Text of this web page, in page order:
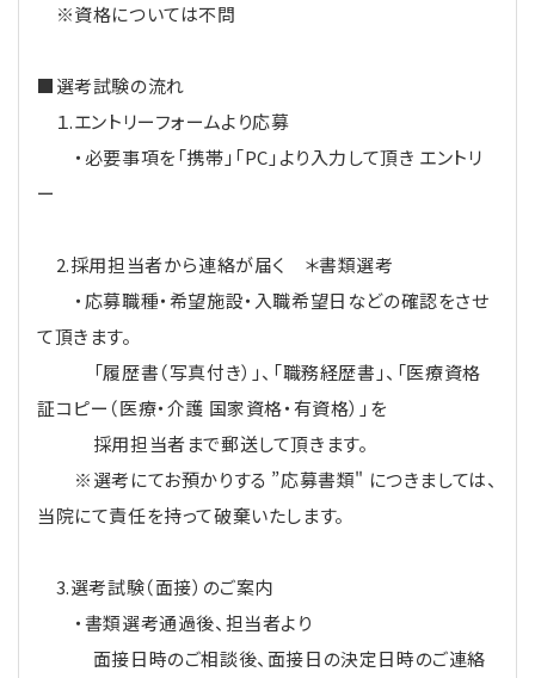
※資格については不問
■選考試験の流れ
１.エントリーフォームより応募
・必要事項を「携帯」「PC」より入力して頂き エントリ
ー
2.採用担当者から連絡が届く ＊書類選考
・応募職種・希望施設・入職希望日などの確認をさせ
て頂きます。
「履歴書（写真付き）」、「職務経歴書」、「医療資格
証コピー（医療・介護 国家資格・有資格）」を
採用担当者まで郵送して頂きます。
※選考にてお預かりする ”応募書類" につきましては、
当院にて責任を持って破棄いたします。
3.選考試験（面接）のご案内
・書類選考通過後、担当者より
面接日時のご相談後、面接日の決定日時のご連絡